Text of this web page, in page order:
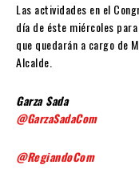
Las actividades en el
día de éste miércoles
que quedarán a cargo de
Alcalde.
Garza Sada
@GarzaSadaCom
@RegiandoCom